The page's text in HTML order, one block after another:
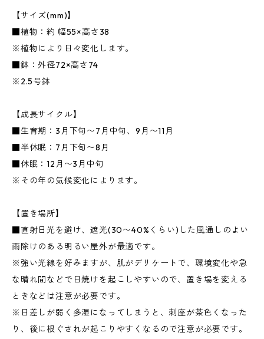
【サイズ(mm)】
■植物：約 幅55×高さ38
※植物により日々変化します。
■鉢：外径72×高さ74
※2.5号鉢
【成長サイクル】
■生育期：3月下旬〜7月中旬、9月〜11月
■半休眠：7月下旬〜8月
■休眠：12月〜3月中旬
※その年の気候変化によります。
【置き場所】
■直射日光を避け、遮光(30〜40%くらい)した風通しのよい
雨除けのある明るい屋外が最適です。
※強い光線を好みますが、肌がデリケートで、環境変化や急
な晴れ間などで日焼けを起こしやすいので、置き場を変える
ときなどは注意が必要です。
※日差しが弱く多湿になってしまうと、刺座が茶色くなった
り、後に根ぐされが起こりやすくなるので注意が必要です。